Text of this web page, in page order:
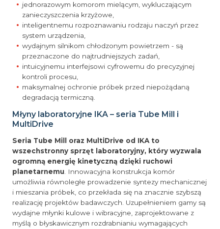
jednorazowym komorom mielącym, wykluczającym
zanieczyszczenia krzyżowe,
inteligentnemu rozpoznawaniu rodzaju naczyń przez
system urządzenia,
wydajnym silnikom chłodzonym powietrzem - są
przeznaczone do najtrudniejszych zadań,
intuicyjnemu interfejsowi cyfrowemu do precyzyjnej
kontroli procesu,
maksymalnej ochronie próbek przed niepożądaną
degradacją termiczną.
Młyny laboratoryjne IKA – seria Tube Mill i
MultiDrive
Seria Tube Mill oraz MultiDrive od IKA to
wszechstronny sprzęt laboratoryjny, który wyzwala
ogromną energię kinetyczną dzięki ruchowi
planetarnemu. Innowacyjna konstrukcja komór
umożliwia równoległe prowadzenie syntezy mechanicznej
i mieszania próbek, co przekłada się na znacznie szybszą
realizację projektów badawczych. Uzupełnieniem gamy są
wydajne młynki kulowe i wibracyjne, zaprojektowane z
myślą o błyskawicznym rozdrabnianiu wymagających